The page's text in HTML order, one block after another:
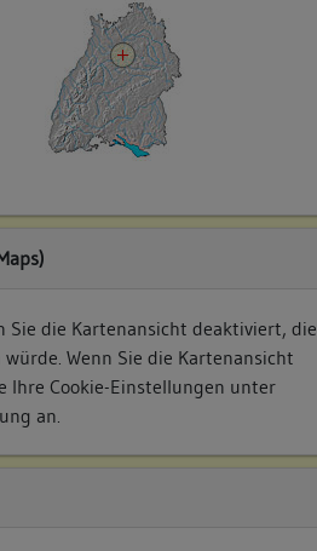
Sie die Kartenansicht deaktiviert, die
Wenn Sie die Kartenansicht
Ihre Cookie-Einstellungen unter
an.